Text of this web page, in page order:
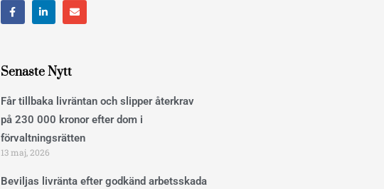
F
a
c
k
L
i
n
n
E
n
v
Senaste Nytt
Får tillbaka livräntan och slipper återkrav
på 230 000 kronor efter dom i
förvaltningsrätten
13 maj, 2026
Beviljas livränta efter godkänd arbetsskada